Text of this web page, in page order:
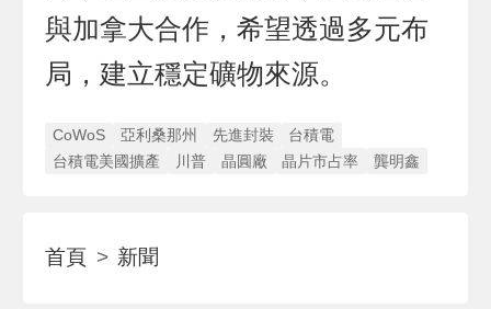
與加拿大合作，希望透過多元布
局，建立穩定礦物來源。
CoWoS 亞利桑那州 先進封裝
台積電
台積電美國擴產
川普 晶圓廠 晶片市占率 龔明鑫
首頁 新聞